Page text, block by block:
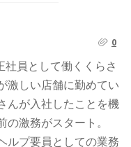
0
社員として働くくらさ
激しい店舗に勤めてい
んが入社したことを機
激務がスタート。
ルプ要員としての業務